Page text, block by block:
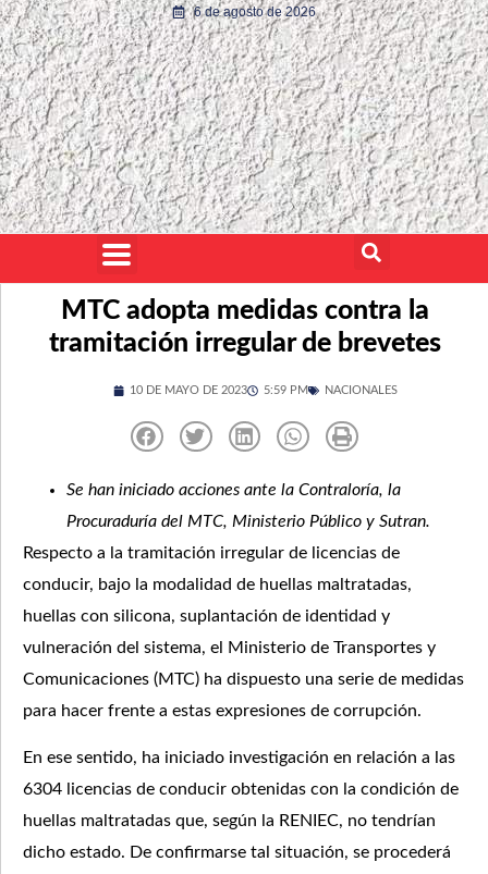
6 de agosto de 2026
MTC adopta medidas contra la
tramitación irregular de brevetes
10 DE MAYO DE 2023 5:59 PM NACIONALES
Se han iniciado acciones ante la Contraloría, la
Procuraduría del MTC, Ministerio Público y Sutran.
Respecto a la tramitación irregular de licencias de
conducir, bajo la modalidad de huellas maltratadas,
huellas con silicona, suplantación de identidad y
vulneración del sistema, el Ministerio de Transportes y
Comunicaciones (MTC) ha dispuesto una serie de medidas
para hacer frente a estas expresiones de corrupción.
En ese sentido, ha iniciado investigación en relación a las
6304 licencias de conducir obtenidas con la condición de
huellas maltratadas que, según la RENIEC, no tendrían
dicho estado. De confirmarse tal situación, se procederá